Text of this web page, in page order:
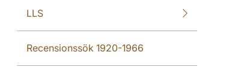
LLS
Recensionssök 1920-1966